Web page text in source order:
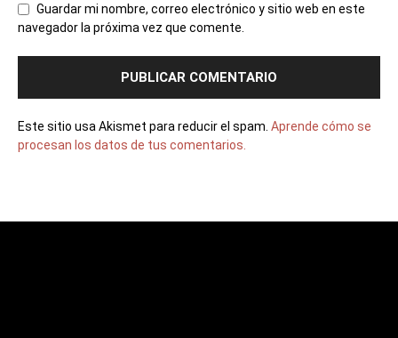
Guardar mi nombre, correo electrónico y sitio web en este
navegador la próxima vez que comente.
Este sitio usa Akismet para reducir el spam. Aprende cómo se
procesan los datos de tus comentarios.